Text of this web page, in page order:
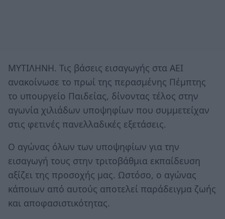
ΜΥΤΙΛΗΝΗ. Τις βάσεις εισαγωγής στα ΑΕΙ
ανακοίνωσε το πρωί της περασμένης Πέμπτης
το υπουργείο Παιδείας, δίνοντας τέλος στην
αγωνία χιλιάδων υποψηφίων που συμμετείχαν
στις φετινές πανελλαδικές εξετάσεις.
Ο αγώνας όλων των υποψηφίων για την
εισαγωγή τους στην τριτοβάθμια εκπαίδευση
αξίζει της προσοχής μας. Ωστόσο, ο αγώνας
κάποιων από αυτούς αποτελεί παράδειγμα ζωής
και αποφασιστικότητας.